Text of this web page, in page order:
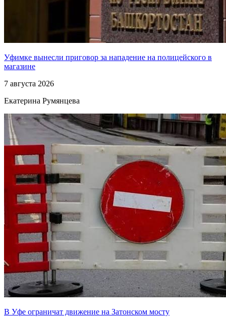
Уфимке вынесли приговор за нападение на полицейского в
магазине
7 августа 2026
Екатерина Румянцева
В Уфе ограничат движение на Затонском мосту